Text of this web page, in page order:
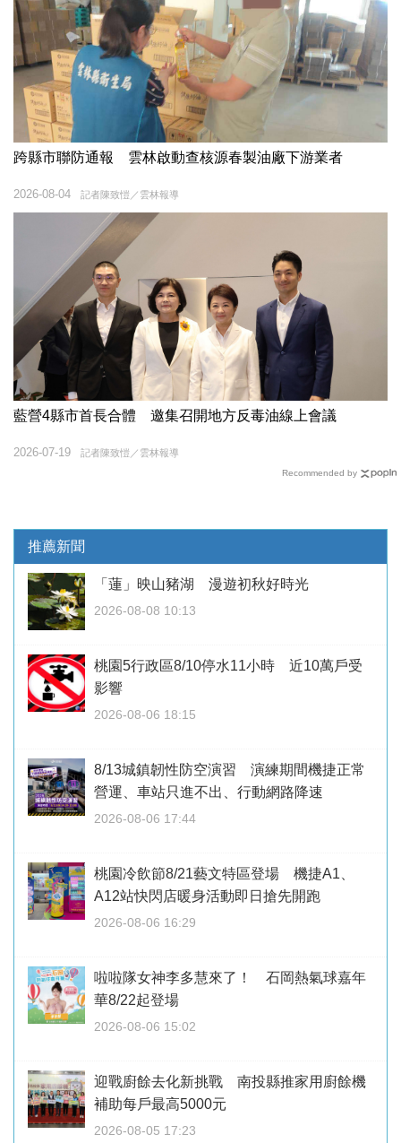
跨縣市聯防通報 雲林啟動查核源春製油廠下游業者
記者陳致愷／雲林報導
2026-08-04
藍營4縣市首長合體 邀集召開地方反毒油線上會議
記者陳致愷／雲林報導
2026-07-19
Recommended by
推薦新聞
「蓮」映山豬湖 漫遊初秋好時光
2026-08-08 10:13
桃園5行政區8/10停水11小時 近10萬戶受
影響
2026-08-06 18:15
8/13城鎮韌性防空演習 演練期間機捷正常
營運、車站只進不出、行動網路降速
2026-08-06 17:44
桃園冷飲節8/21藝文特區登場 機捷A1、
A12站快閃店暖身活動即日搶先開跑
2026-08-06 16:29
啦啦隊女神李多慧來了！ 石岡熱氣球嘉年
華8/22起登場
2026-08-06 15:02
迎戰廚餘去化新挑戰 南投縣推家用廚餘機
補助每戶最高5000元
2026-08-05 17:23